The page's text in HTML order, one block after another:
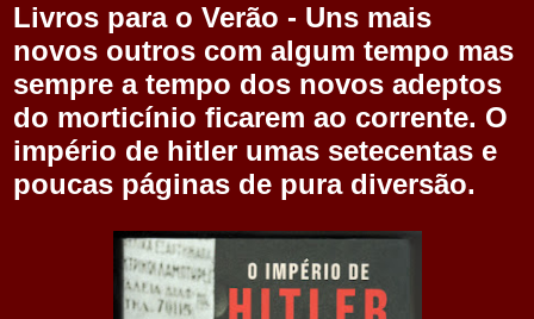
Livros para o Verão - Uns mais
novos outros com algum tempo mas
sempre a tempo dos novos adeptos
do morticínio ficarem ao corrente. O
império de hitler umas setecentas e
poucas páginas de pura diversão.